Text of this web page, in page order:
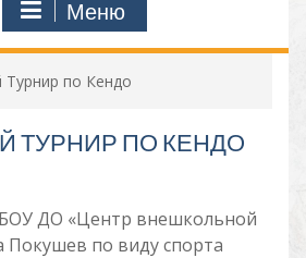
Меню
по Кендо
ТУРНИР ПО КЕНДО
ДО «Центр внешкольной
Покушев по виду спорта